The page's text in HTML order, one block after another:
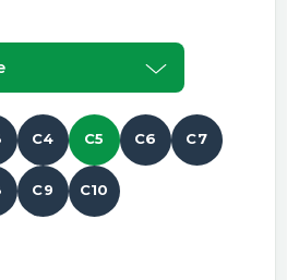
C4 C5 C6 C7
C9 C10